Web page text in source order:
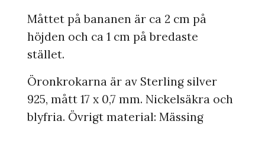
Måttet på bananen är ca 2 cm på
höjden och ca 1 cm på bredaste
stället.
Öronkrokarna är av Sterling silver
925, mått 17 x 0,7 mm. Nickelsäkra och
blyfria. Övrigt material: Mässing